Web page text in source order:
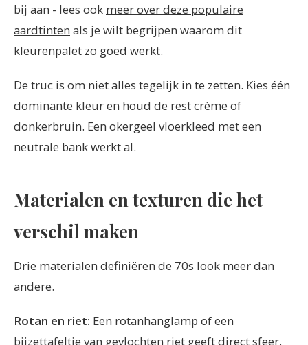
bij aan - lees ook meer over deze populaire
aardtinten als je wilt begrijpen waarom dit
kleurenpalet zo goed werkt.
De truc is om niet alles tegelijk in te zetten. Kies één
dominante kleur en houd de rest crème of
donkerbruin. Een okergeel vloerkleed met een
neutrale bank werkt al.
Materialen en texturen die het
verschil maken
Drie materialen definiëren de 70s look meer dan
andere.
Rotan en riet: Een rotanhanglamp of een
bijzettafeltje van gevlochten riet geeft direct sfeer.